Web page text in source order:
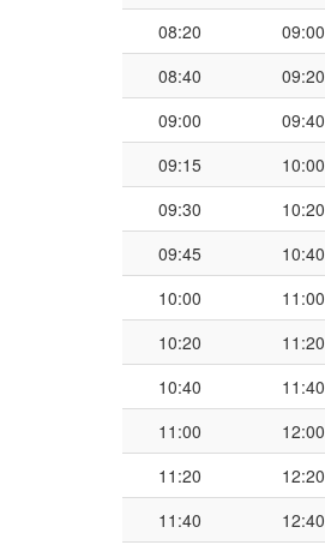
08:20
09:00
08:40
09:20
09:00
09:40
09:15
10:00
09:30
10:20
09:45
10:40
10:00
11:00
10:20
11:20
10:40
11:40
11:00
12:00
11:20
12:20
11:40
12:40